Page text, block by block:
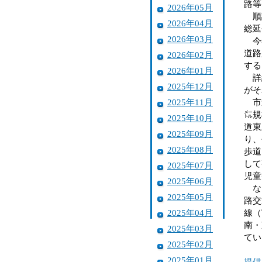
2026年05月
2026年04月
2026年03月
2026年02月
2026年01月
2025年12月
2025年11月
2025年10月
2025年09月
2025年08月
2025年07月
2025年06月
2025年05月
2025年04月
2025年03月
2025年02月
2025年01月
路
順
総
今
道
す
詳
が
市
㍍
道
り
歩
し
児
な
路
線
南
て